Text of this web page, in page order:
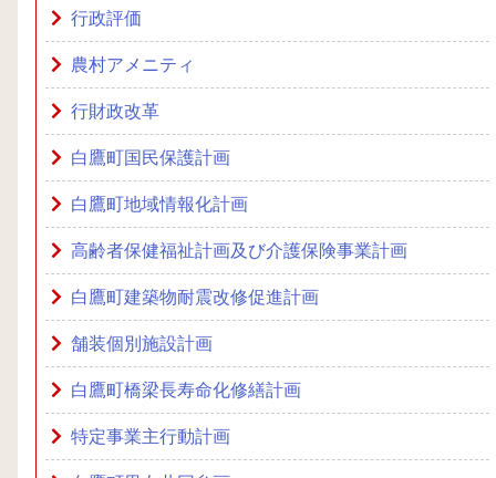
行政評価
農村アメニティ
行財政改革
白鷹町国民保護計画
白鷹町地域情報化計画
高齢者保健福祉計画及び介護保険事業計画
白鷹町建築物耐震改修促進計画
舗装個別施設計画
白鷹町橋梁長寿命化修繕計画
特定事業主行動計画